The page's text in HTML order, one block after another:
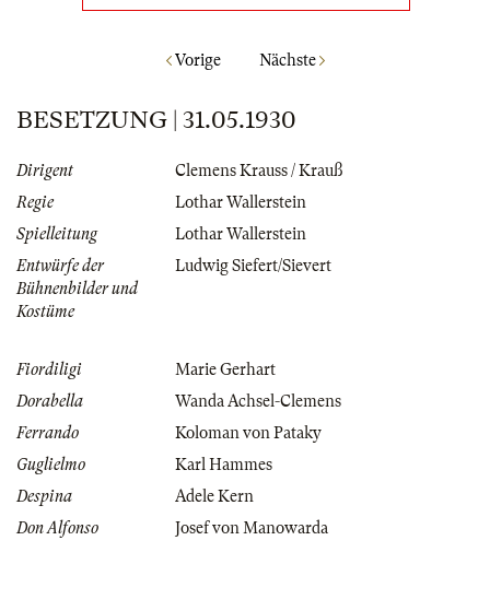
Vorige Nächste
BESETZUNG | 31.05.1930
Dirigent
Clemens Krauss / Krauß
Regie
Lothar Wallerstein
Spielleitung
Lothar Wallerstein
Entwürfe der
Bühnenbilder und
Kostüme
Ludwig Siefert/Sievert
Fiordiligi
Marie Gerhart
Dorabella
Wanda Achsel-Clemens
Ferrando
Koloman von Pataky
Guglielmo
Karl Hammes
Despina
Adele Kern
Don Alfonso
Josef von Manowarda